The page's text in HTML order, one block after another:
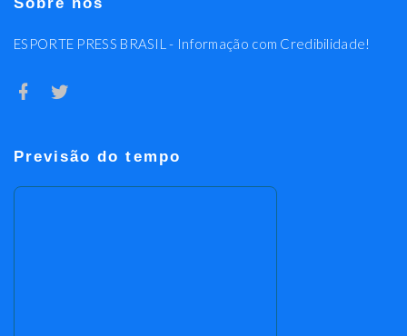
ESPORTE PRESS BRASIL - Informação com Credibilidade!
Previsão do tempo